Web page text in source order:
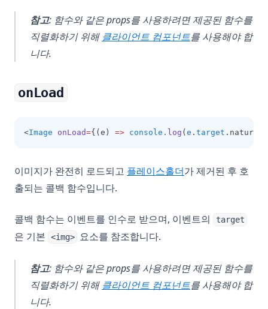
참고: 함수와 같은 props를 사용하려면 제공된 함수를
직렬화하기 위해 클라이언트 컴포넌트를 사용해야 합
니다.
onLoad
<Image onLoad={(e) => console .log ( e . target
이미지가 완전히 로드되고 플레이스홀더가 제거된 후 호
출되는 콜백 함수입니다.
콜백 함수는 이벤트를 인수로 받으며, 이벤트의 target
은 기본 <img> 요소를 참조합니다.
참고: 함수와 같은 props를 사용하려면 제공된 함수를
직렬화하기 위해 클라이언트 컴포넌트를 사용해야 합
니다.